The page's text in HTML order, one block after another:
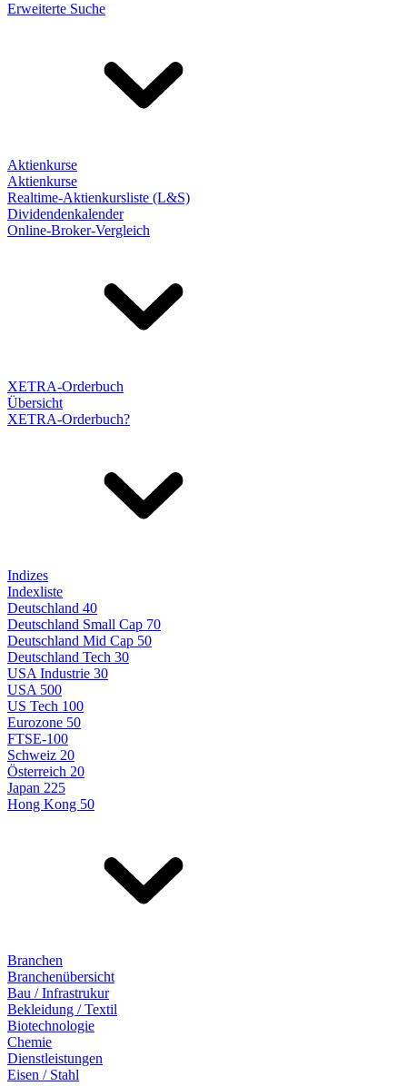
Erweiterte Suche
Aktienkurse
Aktienkurse
Realtime-Aktienkursliste (L&S)
Dividendenkalender
Online-Broker-Vergleich
XETRA-Orderbuch
Übersicht
XETRA-Orderbuch?
Indizes
Indexliste
Deutschland 40
Deutschland Small Cap 70
Deutschland Mid Cap 50
Deutschland Tech 30
USA Industrie 30
USA 500
US Tech 100
Eurozone 50
FTSE-100
Schweiz 20
Österreich 20
Japan 225
Hong Kong 50
Branchen
Branchenübersicht
Bau / Infrastrukur
Bekleidung / Textil
Biotechnologie
Chemie
Dienstleistungen
Eisen / Stahl